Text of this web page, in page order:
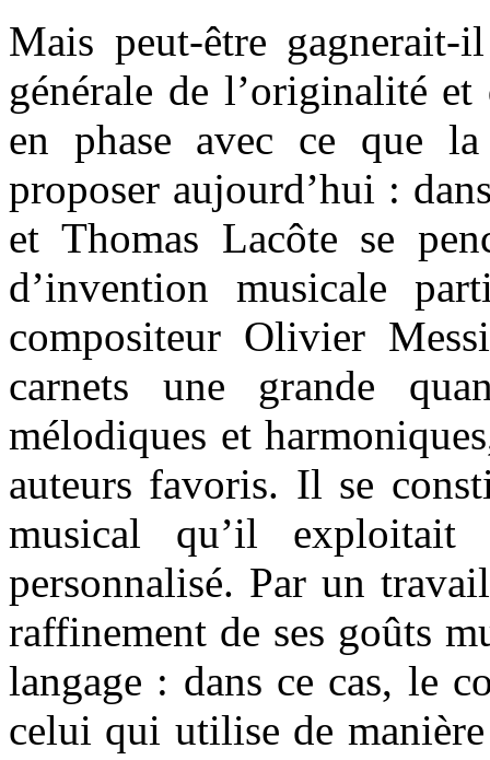
Mais peut-être gagnerait-
générale de l’originalité
en phase avec ce que
proposer aujourd’hui :
et Thomas Lacôte se
d’invention musicale
compositeur Olivier
carnets une grande
mélodiques et
auteurs favoris. Il se
musical qu’il exploitait
personnalisé. Par un
raffinement de ses goûts
langage : dans ce cas, le
celui qui utilise de